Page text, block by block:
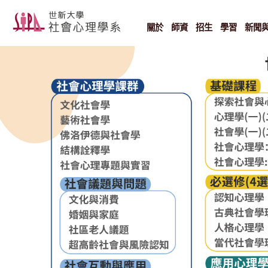
content
關於 師資 招生 學習 新聞